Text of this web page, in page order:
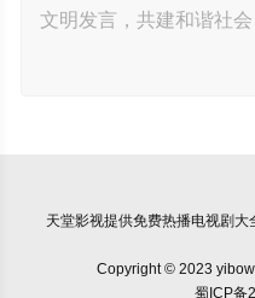
天堂影视提供免费热播电视剧大
Copyright © 2023
蜀ICP备